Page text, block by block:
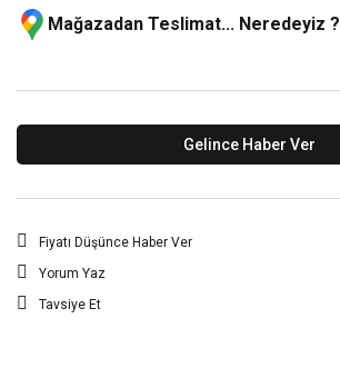
Mağazadan Teslimat... Neredeyiz ?
Gelince Haber Ver
Fiyatı Düşünce Haber Ver
Yorum Yaz
Tavsiye Et